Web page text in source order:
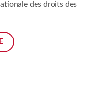
des droits des